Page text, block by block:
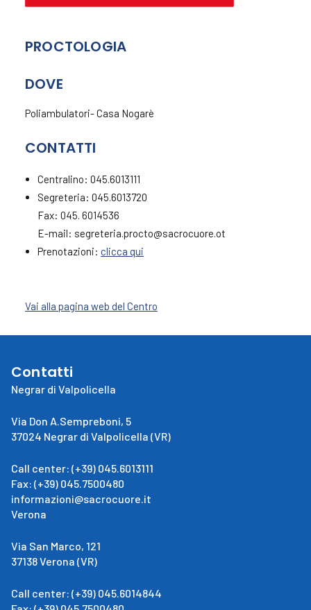
PROCTOLOGIA
DOVE
Poliambulatori- Casa Nogarè
CONTATTI
Centralino: 045.6013111
Segreteria: 045.6013720
Fax: 045. 6014536
E-mail: segreteria.procto@sacrocuore.ot
Prenotazioni: clicca qui
Vai alla pagina web del Centro
Contatti
Negrar di Valpolicella
Via Don A.Sempreboni, 5
37024 Negrar di Valpolicella (VR)
Call center: (+39) 045.6013111
Fax: (+39) 045.7500480
informazioni@sacrocuore.it
Verona
Via San Marco, 121
37138 Verona (VR)
Call center: (+39) 045.6014844